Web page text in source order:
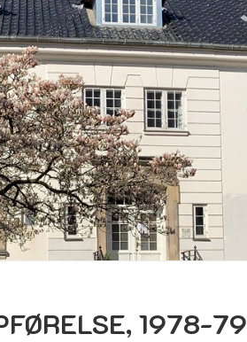
1978-79